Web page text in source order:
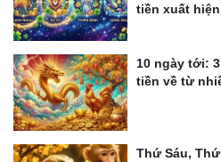
tiền xuất
10 ngày tới:
tiền về từ
Thứ Sáu,